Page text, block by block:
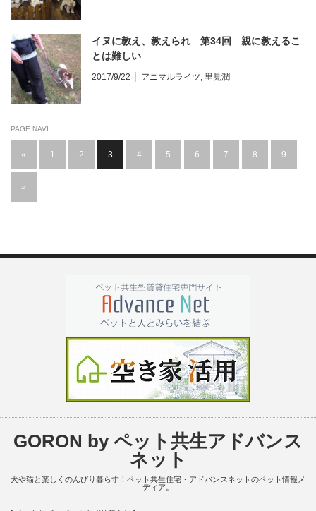
イヌに教え、教えられ 第34回 親に教えるこ
とは難しい
2017/9/22 アニマルライツ, 里見潤
PAGE NAVI
« 1 2 3 4 5 6 7 8 9
»
GORON by ペット共生アドバンス
ネット
犬や猫と楽しくのんびり暮らす！ペット共生住宅・アドバンスネットのペット情報メ
ディア。